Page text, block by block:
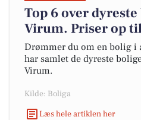
Top 6 over
Virum. Priser op
Drømmer du om en bolig i
har samlet de dyreste
Virum.
Kilde: Boliga
Læs hele artiklen her